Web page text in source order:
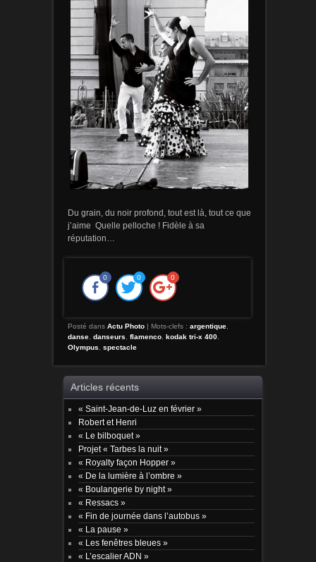
Du grain, du noir profond, tout est là, tout ce que
j’aime Quelle pelloche ! Fidèle à sa
réputation…
0 0 0
Posté dans Actu Photo | Mots-clefs : argentique,
danse, danseurs flamenco, kodak tri-x 400,
Olympus
spectacle
Articles récents
« Saint-Jean-de-Luz en février »
Robert et Henri
« Le bilboquet »
Projet « Tarbes la nuit »
« Royalty façon Hopper »
« De la lumière à l’ombre »
« Boulangerie by night »
« Ressacs »
« Fin de journée dans l’autobus »
« La pause »
« Les fenêtres bleues »
« L’escalier ADN »